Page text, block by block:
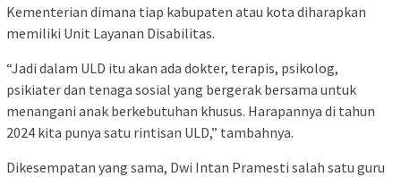
Kementerian dimana tiap kabupaten atau kota diharapkan
memiliki Unit Layanan Disabilitas.
“Jadi dalam ULD itu akan ada dokter, terapis, psikolog,
psikiater dan tenaga sosial yang bergerak bersama untuk
menangani anak berkebutuhan khusus. Harapannya di tahun
2024 kita punya satu rintisan ULD,” tambahnya.
Dikesempatan yang sama, Dwi Intan Pramesti salah satu guru